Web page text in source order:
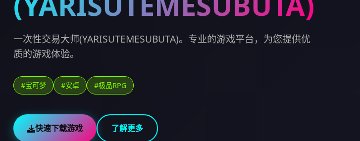
一次性交易大师(YARISUTEMESUBUTA)。专业的游戏平台，为您提供优
质的游戏体验。
#宝可梦 #安卓 #极品RPG
快速下载游戏 了解更多